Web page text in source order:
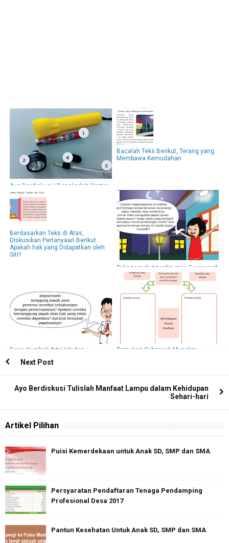
Ayo Berdiskusi ! Bongkarlah Senter
yang Kamu Miliki
Bacalah Teks Berikut, Terang yang
Membawa Kemudahan
Berdasarkan Teks di Atas,
Diskusikan Pertanyaan Berikut.
Apakah hak yang Didapatkan oleh
Siti?
Teks tersebut terdiri atas 5 paragraf.
Jawab Pertanyaan Berikut
Berdasarkan Paragraf Pada teks
Tersebut!
Baca Kembali Arti Hak dan
pada Hari Sebelumnya. Diskusikan
Temukan Sebanyak Mungkin
Next Post
Ayo Berdiskusi Tulislah Manfaat Lampu dalam Kehidupan
Sehari-hari
Artikel Pilihan
Puisi Kemerdekaan untuk Anak SD, SMP dan SMA
Persyaratan Pendaftaran Tenaga Pendamping
Profesional Desa 2017
Pantun Kesehatan Untuk Anak SD, SMP dan SMA